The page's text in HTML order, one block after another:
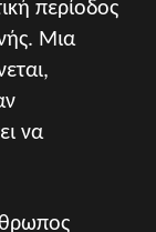
περίοδος
Μια
να